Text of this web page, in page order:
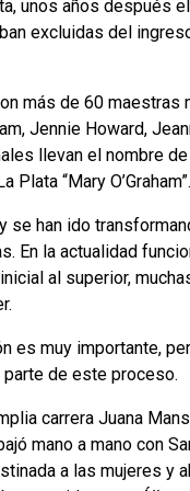
unos años después
excluidas del
más de 60 maestras
Jennie Howard,
llevan el nombre
“Mary O’Graham”.
se han ido
En la actualidad
al superior,
es muy importante,
de este proceso.
carrera Juana
mano a mano con
a las mujeres y